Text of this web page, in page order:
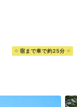
宿まで車で約25分